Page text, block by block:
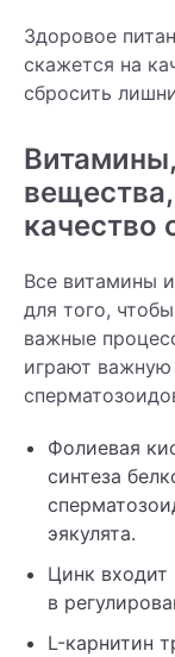
Здоровое
скажется на
сбросить
качество
Все витамины
для того,
важные
играют важную
Фолиевая
синтеза
эякулята.
Цинк входит
в
L-карнитин